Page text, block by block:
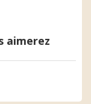
aimerez